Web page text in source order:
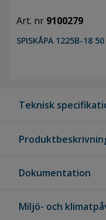
Art. nr 9100279
SPISKÅPA 1225B-18
Teknisk
Dokumentation
Miljö- och